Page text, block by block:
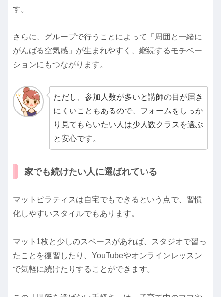
す。
さらに、グループで行うことによって「周囲と一緒に
がんばる空気感」が生まれやすく、継続するモチベー
ションにもつながります。
ただし、参加人数が多いと講師の目が届き
にくいこともあるので、フォームをしっか
り見てもらいたい人は少人数クラスを選ぶ
と安心です。
家でも続けたい人に選ばれている
マットピラティスは自宅でもできるという点で、習慣
化しやすいスタイルでもあります。
マット1枚と少しのスペースがあれば、スタジオで習っ
たことを復習したり、YouTubeやオンラインレッスン
で気軽に続けたりすることができます。